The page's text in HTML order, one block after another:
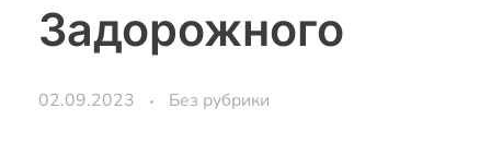
Задорожного
02.09.2023 Без рубрики